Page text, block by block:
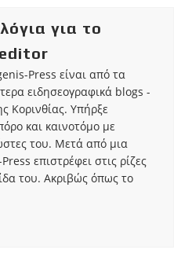
για το
Press είναι από τα
ειδησεογραφικά blogs -
Κορινθίας. Υπήρξε
και καινοτόμο με
του. Μετά από μια
επιστρέφει στις ρίζες
του. Ακριβώς όπως το